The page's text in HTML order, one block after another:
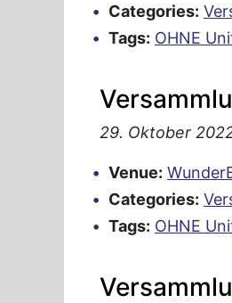
Categories:
Tags: OHNE
29. Oktober
Venue:
Categories:
Tags: OHNE